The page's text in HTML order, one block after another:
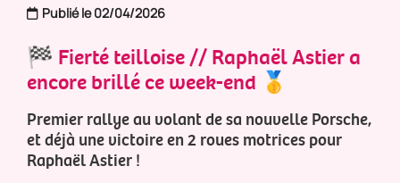
Publié le 02/04/2026
🏁 Fierté teilloise // Raphaël Astier a
encore brillé ce week-end 🥇
Premier rallye au volant de sa nouvelle Porsche,
et déjà une victoire en 2 roues motrices pour
Raphaël Astier !